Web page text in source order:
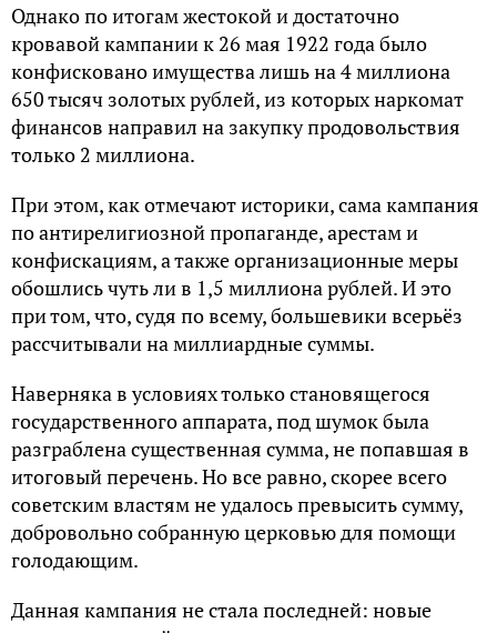
Однако по итогам жестокой и достаточно
кровавой кампании к 26 мая 1922 года было
конфисковано имущества лишь на 4 миллиона
650 тысяч золотых рублей, из которых наркомат
финансов направил на закупку продовольствия
только 2 миллиона.
При этом, как отмечают историки, сама кампания
по антирелигиозной пропаганде, арестам и
конфискациям, а также организационные меры
обошлись чуть ли в 1,5 миллиона рублей. И это
при том, что, судя по всему, большевики всерьёз
рассчитывали на миллиардные суммы.
Наверняка в условиях только становящегося
государственного аппарата, под шумок была
разграблена существенная сумма, не попавшая в
итоговый перечень. Но все равно, скорее всего
советским властям не удалось превысить сумму,
добровольно собранную церковью для помощи
голодающим.
Данная кампания не стала последней: новые